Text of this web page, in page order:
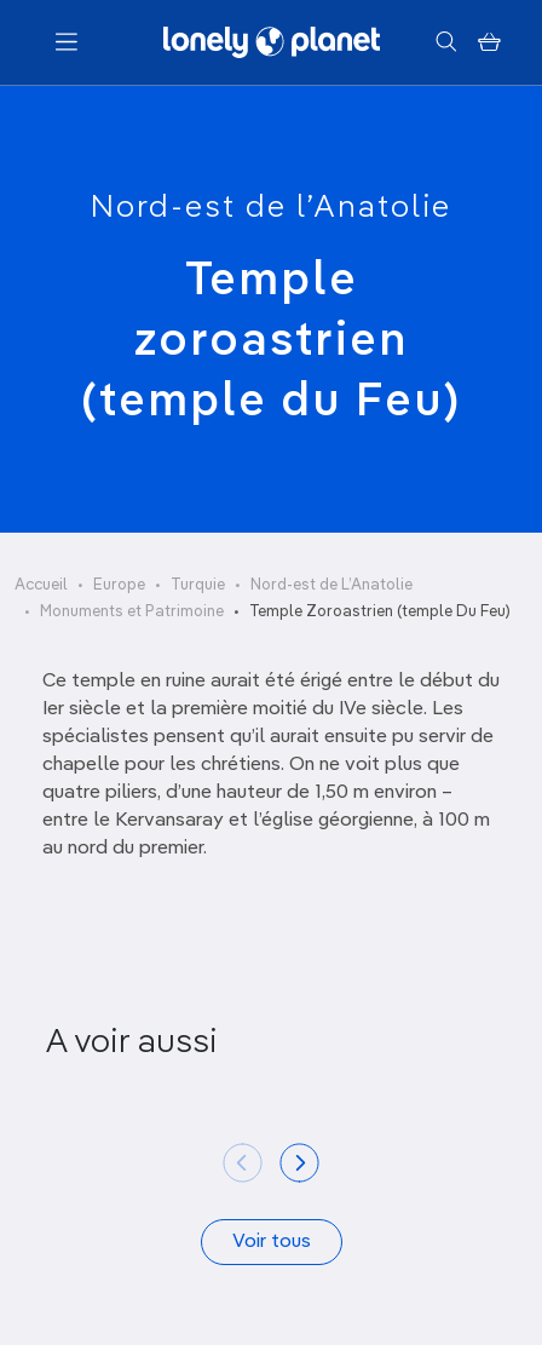
Menu
Votre recherche
Nord-est de l’Anatolie
Temple
zoroastrien
(temple du Feu)
Accueil Europe Turquie
Nord-est de L’Anatolie
Monuments et Patrimoine
Temple Zoroastrien (temple Du Feu)
Ce temple en ruine aurait été érigé entre le début du
Ier siècle et la première moitié du IVe siècle. Les
spécialistes pensent qu’il aurait ensuite pu servir de
chapelle pour les chrétiens. On ne voit plus que
quatre piliers, d’une hauteur de 1,50 m environ –
entre le Kervansaray et l’église géorgienne, à 100 m
au nord du premier.
A voir aussi
(Abughamrentz)
Voir tous